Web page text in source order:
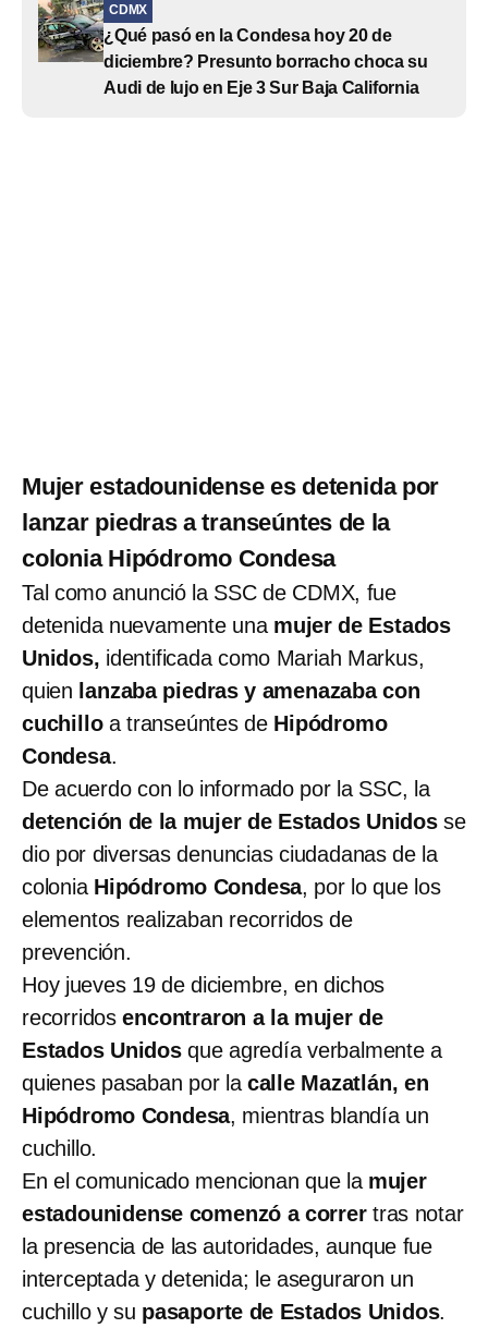
CDMX
¿Qué pasó en la Condesa hoy 20 de
diciembre? Presunto borracho choca su
Audi de lujo en Eje 3 Sur Baja California
Mujer estadounidense es detenida por
lanzar piedras a transeúntes de la
colonia Hipódromo Condesa
Tal como anunció la SSC de CDMX, fue
detenida nuevamente una mujer de Estados
Unidos, identificada como Mariah Markus,
quien lanzaba piedras y amenazaba con
cuchilloa transeúntes de Hipódromo
Condesa.
De acuerdo con lo informado por la SSC, la
detención de la mujer de Estados Unidosse
dio por diversas denuncias ciudadanas de la
colonia Hipódromo Condesa, por lo que los
elementos realizaban recorridos de
prevención.
Hoy jueves 19 de diciembre, en dichos
recorridosencontraron a la mujer de
Estados Unidosque agredía verbalmente a
quienes pasaban por la calle Mazatlán, en
Hipódromo Condesa, mientras blandía un
cuchillo.
En el comunicado mencionan que la mujer
estadounidense comenzó a correr tras notar
la presencia de las autoridades, aunque fue
interceptada y detenida; le aseguraron un
cuchillo y su pasaporte de Estados Unidos.